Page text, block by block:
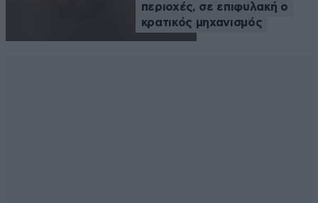
περιοχές, σε επιφυλακή ο
κρατικός μηχανισμός